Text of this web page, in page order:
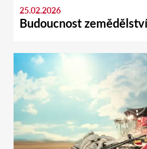
25.02.2026
Budoucnost